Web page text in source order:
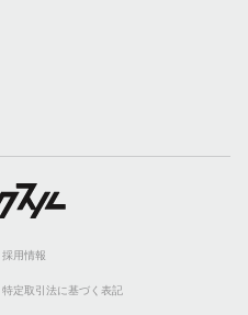
採用情報
特定取引法に基づく表記